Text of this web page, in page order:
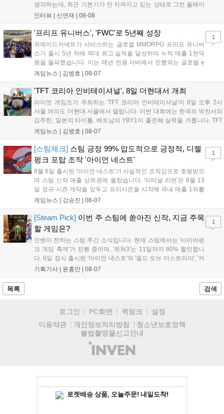
생각하는데, 최근 기본기가 안 지켜지고 있는 상태로 그런 플레이
를 추구하다 보니까 팀적으로 안 좋은 사고가 계속 많이 났던 것
LoL 챔피언스 코리아(LCK)'...
인터뷰 | 신연재 08-08
'프리프 유니버스', 'FWC'로 5년째 성장
위메이드커넥트가 서비스하는 글로벌 MMORPG 프리프 유니버
스가 출시 5년 차에 역대 최고 실적을 달성하며 누적 매출 1천억
원을 돌파했습니다. 이는 매년 전용 서버에서 진행되는 글로벌 e
스포츠 대회 FWC의 영향이 큽니다. FWC는 이용자가 동일한 조
은 전년 대비 매출과 이용자 지표가 대폭 상승하는 성과를 냈습니
다. 오는 10월 필리핀 마닐라에서 총상금 11만 달러 규모의 제4회
FWC 그랜드 파이널이 개최될 예정이며, 위메이드커넥트는 이를
통해 커뮤니티 중심의 장기 성장 모델을 지속할 방침입니다....
게임뉴스 | 김병호 08-07
1
'TFT 코리아 인비테이셔널', 8일 더현대서 개최
라이엇 게임즈가 주최하는 'TFT 코리아 인비테이셔널'이 8일 오후 2시
서울 여의도 더현대 서울에서 열립니다. 이번 대회에는 한국의 박찬서와
김주한, 일본의 타이틀, 베트남의 YBY1이 출전해 실력을 겨룹니다. TFT
는 소속팀 없이 개인 자격으로 참가하는 독특한 대회 구조를 가지며, 누
17일까지 이어지는 이번 행사는 신규 세트 체험과 공연 등 다양한 즐길
거리를 제공하며, 이후 현대백화점 판교점에서도 행사가 이어질 예정입
니다. 연말에는 라스베이거스 오픈이 개최됩니다....
게임뉴스 | 김병호 08-07
[스팀체크] 스팀 긍정 99% 압도적으로 긍정적, 디젤
펑크 포탑 조작 '아이언 네스트'
8월 6일 출시된 '아이언 네스트'가 사실적인 조작감으로 호평받으
며 스팀 신작 매출 상위권에 올랐습니다. '이터널 리턴'은 8월 13
일 정규 시즌 개막을 앞두고 프리시즌을 시작해 국내 매출 1위를
기록했습니다. 25주년을 맞은 '고스트 리콘' 시리즈는 8월 6일 쇼
'마블 투혼: 파이팅 소울즈'와 레트로 수리 시뮬레이션 '리스토
리'도 스팀에 정식 출시되었습니다....
게임뉴스 | 강승진 08-07
1
[Steam Pick] 이번 주 스팀에 쏟아진 신작, 지금 주목
할 게임은?
인벤이 전하는 스팀 주간 소식입니다. 현재 스팀에서는 '사이버펑
크 게임 축제'가 진행 중이며, '위쳐3'는 11일까지 80% 할인합니
다. 6일 정식 출시된 '아이언 네스트'와 '필드 오브 미스트리아', '커
세어 코브'가 호평받고 있습니다. 한편, 7일 출시된 '마블 투혼'은
다. 유비소프트의 '고스트리콘: 와일드랜드'는 7년 만의 대규모 업
기획기사 | 윤홍만 08-07
1
목록 검색
로그인 PC화면 퀵링크
설정
이용약관
개인정보처리방침
청소년보호정책
불법촬영물신고안내
(주)
인